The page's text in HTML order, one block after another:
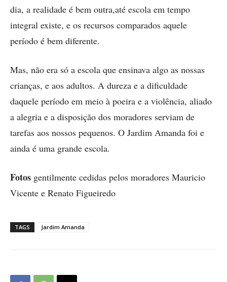
dia, a realidade é bem outra,até escola em tempo
integral existe, e os recursos comparados aquele
período é bem diferente.
Mas, não era só a escola que ensinava algo as nossas
crianças, e aos adultos. A dureza e a dificuldade
daquele período em meio à poeira e a violência, aliado
a alegria e a disposição dos moradores serviam de
tarefas aos nossos pequenos. O Jardim Amanda foi e
ainda é uma grande escola.
Fotos gentilmente cedidas pelos moradores Mauricio
Vicente e Renato Figueiredo
TAGS Jardim Amanda